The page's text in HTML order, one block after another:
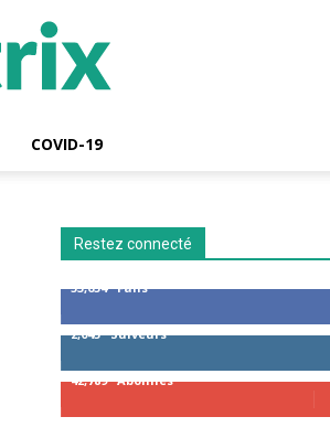
COVID-19
Restez connecté
53,654
Fans
2,043 Suiveurs
42,789 Abonnés